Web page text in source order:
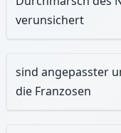
verunsichert
sind angepasster
die Franzosen